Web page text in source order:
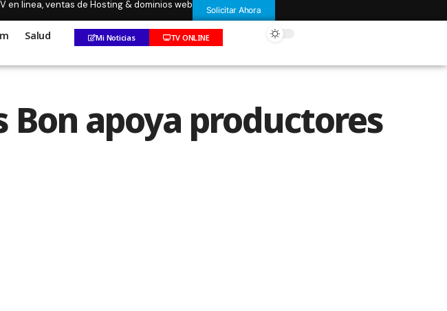
en linea, ventas de Hosting & dominios web Solicitar Ahora
Salud Mi Noticias TV ONLINE
Bon apoya productores